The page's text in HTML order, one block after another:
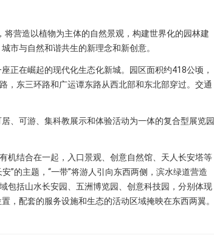
将营造以植物为主体的自然景观，构建世界化的园林建
市与自然和谐共生的新理念和新创意。
正在崛起的现代化生态化新城。园区面积约418公顷，
，东三环路和广运谭东路从西北部和东北部穿过。交通
、可游、集科教展示和体验活动为一体的复合型展览园
机结合在一起，入口景观、创意自然馆、天人长安塔等
”的主题，“一带”将游人引向东西两侧，滨水绿道营造
包括山水长安园、五洲博览园、创意科技园，分别体现
，配套的服务设施和生态的活动区域掩映在东西两翼。